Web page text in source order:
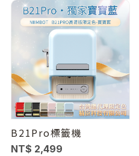
B21Pro標籤機
NT$ 2,499